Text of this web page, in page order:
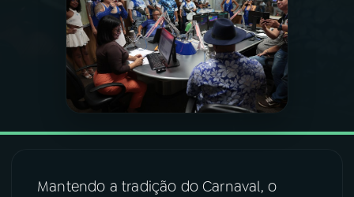
PROGRAMAS
PODCASTS
06VIDEOCASTS
07ÚLTIMAS
Mantendo a tradição do Carnaval, o